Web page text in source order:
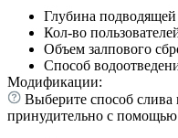
Глубина
Кол-во
Объем залпового
Способ
Модификации:
Выберите способ слива
принудительно с помощью